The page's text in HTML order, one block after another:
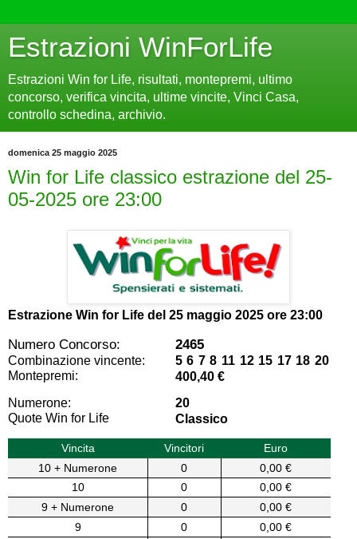
Estrazioni WinForLife
Estrazioni Win for Life, risultati, montepremi, ultimo
concorso, verifica vincita, ultime vincite, Vinci Casa,
controllo schedina, archivio.
domenica 25 maggio 2025
Win for Life classico estrazione del 25-
05-2025 ore 23:00
Estrazione Win for Life del 25 maggio 2025 ore 23:00
Numero Concorso: 2465
Combinazione vincente:
5 6 7 8 11 12 15 17 18 20
Montepremi:
400,40 €
Numerone:
20
Quote Win for Life
Classico
Vincita Vincitori
Euro
10 + Numerone
0
0,00 €
10
0
0,00 €
9 + Numerone
0
0,00 €
9
0
0,00 €